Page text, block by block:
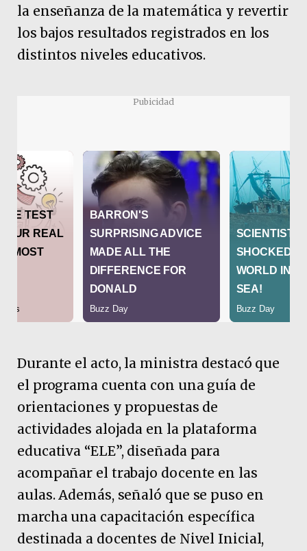
la enseñanza de la matemática y revertir
los bajos resultados registrados en los
distintos niveles educativos.
Pubicidad
Durante el acto, la ministra destacó que
el programa cuenta con una guía de
orientaciones y propuestas de
actividades alojada en la plataforma
educativa “ELE”, diseñada para
acompañar el trabajo docente en las
aulas. Además, señaló que se puso en
marcha una capacitación específica
destinada a docentes de Nivel Inicial,